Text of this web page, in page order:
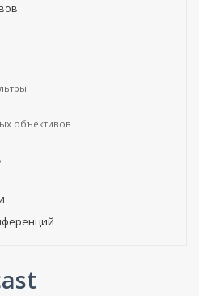
объективов